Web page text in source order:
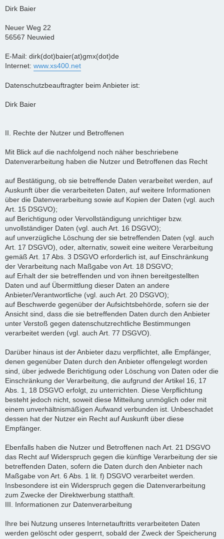
Dirk Baier
Neuer Weg 22
56567 Neuwied
E-Mail: dirk(dot)baier(at)gmx(dot)de
Internet: www.xs400.net
Datenschutzbeauftragter beim Anbieter ist:
Dirk Baier
II. Rechte der Nutzer und Betroffenen
Mit Blick auf die nachfolgend noch näher beschriebene
Datenverarbeitung haben die Nutzer und Betroffenen das Recht
auf Bestätigung, ob sie betreffende Daten verarbeitet werden, auf
Auskunft über die verarbeiteten Daten, auf weitere Informationen
über die Datenverarbeitung sowie auf Kopien der Daten (vgl. auch
Art. 15 DSGVO);
auf Berichtigung oder Vervollständigung unrichtiger bzw.
unvollständiger Daten (vgl. auch Art. 16 DSGVO);
auf unverzügliche Löschung der sie betreffenden Daten (vgl. auch
Art. 17 DSGVO), oder, alternativ, soweit eine weitere Verarbeitung
gemäß Art. 17 Abs. 3 DSGVO erforderlich ist, auf Einschränkung
der Verarbeitung nach Maßgabe von Art. 18 DSGVO;
auf Erhalt der sie betreffenden und von ihnen bereitgestellten
Daten und auf Übermittlung dieser Daten an andere
Anbieter/Verantwortliche (vgl. auch Art. 20 DSGVO);
auf Beschwerde gegenüber der Aufsichtsbehörde, sofern sie der
Ansicht sind, dass die sie betreffenden Daten durch den Anbieter
unter Verstoß gegen datenschutzrechtliche Bestimmungen
verarbeitet werden (vgl. auch Art. 77 DSGVO).
Darüber hinaus ist der Anbieter dazu verpflichtet, alle Empfänger,
denen gegenüber Daten durch den Anbieter offengelegt worden
sind, über jedwede Berichtigung oder Löschung von Daten oder die
Einschränkung der Verarbeitung, die aufgrund der Artikel 16, 17
Abs. 1, 18 DSGVO erfolgt, zu unterrichten. Diese Verpflichtung
besteht jedoch nicht, soweit diese Mitteilung unmöglich oder mit
einem unverhältnismäßigen Aufwand verbunden ist. Unbeschadet
dessen hat der Nutzer ein Recht auf Auskunft über diese
Empfänger.
Ebenfalls haben die Nutzer und Betroffenen nach Art. 21 DSGVO
das Recht auf Widerspruch gegen die künftige Verarbeitung der sie
betreffenden Daten, sofern die Daten durch den Anbieter nach
Maßgabe von Art. 6 Abs. 1 lit. f) DSGVO verarbeitet werden.
Insbesondere ist ein Widerspruch gegen die Datenverarbeitung
zum Zwecke der Direktwerbung statthaft.
III. Informationen zur Datenverarbeitung
Ihre bei Nutzung unseres Internetauftritts verarbeiteten Daten
werden gelöscht oder gesperrt, sobald der Zweck der Speicherung